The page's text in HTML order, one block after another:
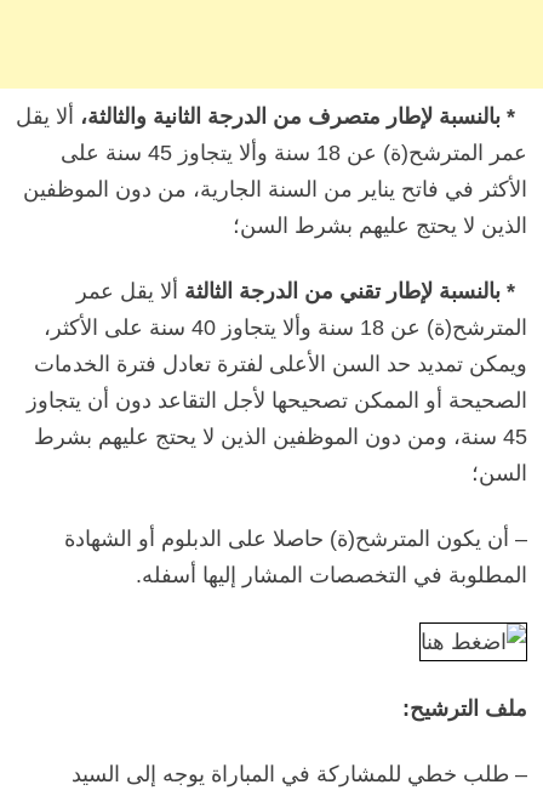
* بالنسبة لإطار متصرف من الدرجة الثانية والثالثة، ألا يقل
عمر المترشح(ة) عن 18 سنة وألا يتجاوز 45 سنة على
الأكثر في فاتح يناير من السنة الجارية، من دون الموظفين
الذين لا يحتج عليهم بشرط السن؛
* بالنسبة لإطار تقني من الدرجة الثالثة ألا يقل عمر
المترشح(ة) عن 18 سنة وألا يتجاوز 40 سنة على الأكثر،
ويمكن تمديد حد السن الأعلى لفترة تعادل فترة الخدمات
الصحيحة أو الممكن تصحيحها لأجل التقاعد دون أن يتجاوز
45 سنة، ومن دون الموظفين الذين لا يحتج عليهم بشرط
السن؛
– أن يكون المترشح(ة) حاصلا على الدبلوم أو الشهادة
المطلوبة في التخصصات المشار إليها أسفله.
ملف الترشيح:
– طلب خطي للمشاركة في المباراة يوجه إلى السيد